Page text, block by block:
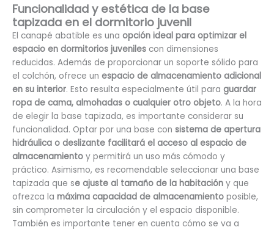
Funcionalidad y estética de la base
tapizada en el dormitorio juvenil
El canapé abatible es una opción ideal para optimizar el
espacio en dormitorios juveniles con dimensiones
reducidas. Además de proporcionar un soporte sólido para
el colchón, ofrece un espacio de almacenamiento adicional
en su interior. Esto resulta especialmente útil para guardar
ropa de cama, almohadas o cualquier otro objeto. A la hora
de elegir la base tapizada, es importante considerar su
funcionalidad. Optar por una base con sistema de apertura
hidráulica o deslizante facilitará el acceso al espacio de
almacenamiento y permitirá un uso más cómodo y
práctico. Asimismo, es recomendable seleccionar una base
tapizada que se ajuste al tamaño de la habitación y que
ofrezca la máxima capacidad de almacenamiento posible,
sin comprometer la circulación y el espacio disponible.
También es importante tener en cuenta cómo se va a